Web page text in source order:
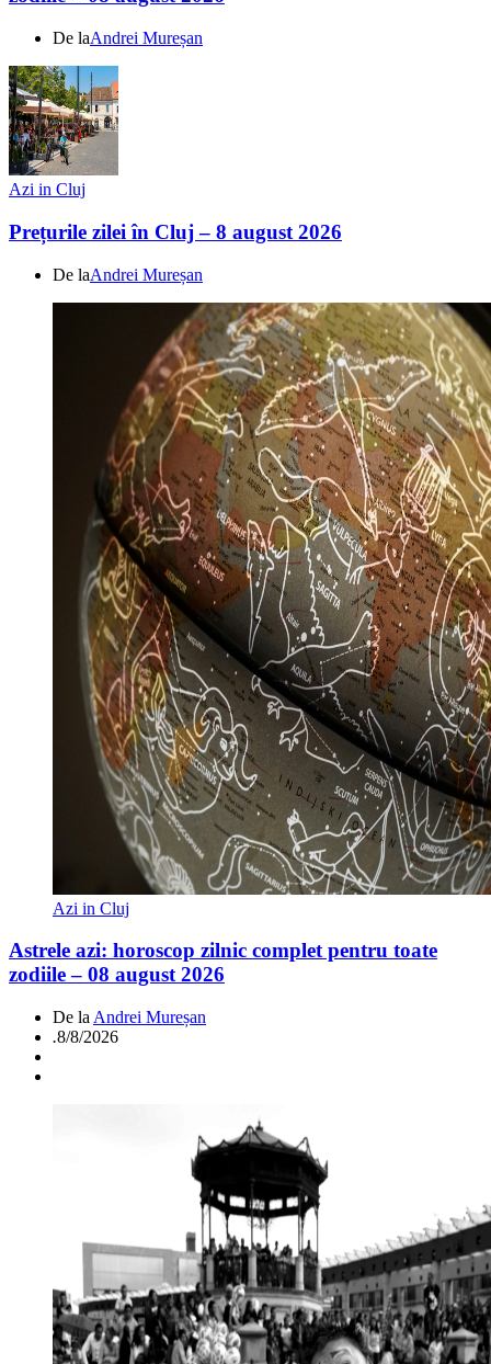
De laAndrei Mureșan
Azi in Cluj
Prețurile zilei în Cluj – 8 august 2026
De laAndrei Mureșan
Azi in Cluj
Astrele azi: horoscop zilnic complet pentru toate
zodiile – 08 august 2026
De la Andrei Mureșan
.8/8/2026